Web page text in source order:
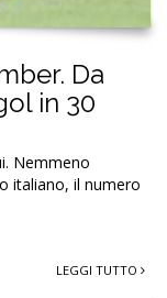
Da
in 30
Nemmeno
italiano, il numero
LEGGI TUTTO